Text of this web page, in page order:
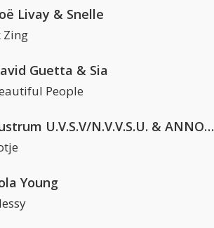
Livay & Snelle
Zing
Guetta & Sia
People
Lustrum U.V.S.V/N.V.V.S.U. & ANNO ONS & Jopke van Dobbenburgh & Roeland Beelen
Young